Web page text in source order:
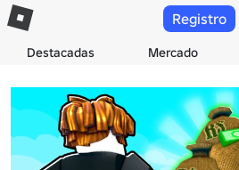
Destacadas Mercado
Registro